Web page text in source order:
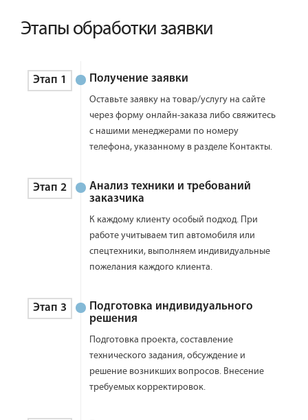
Этапы обработки заявки
Этап 1 Получение заявки
Оставьте заявку на товар/услугу на сайте
через форму онлайн-заказа либо свяжитесь
с нашими менеджерами по номеру
телефона, указанному в разделе Контакты.
Этап 2
Анализ техники и требований
заказчика
К каждому клиенту особый подход. При
работе учитываем тип автомобиля или
спецтехники, выполняем индивидуальные
пожелания каждого клиента.
Этап 3
Подготовка индивидуального
решения
Подготовка проекта, составление
технического задания, обсуждение и
решение возникших вопросов. Внесение
требуемых корректировок.